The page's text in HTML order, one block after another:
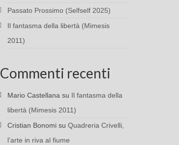
Passato Prossimo (Selfself 2025)
Il fantasma della libertà (Mimesis
2011)
Commenti recenti
Mario Castellana su Il fantasma della
libertà (Mimesis 2011)
Cristian Bonomisu Quadreria Crivelli,
l’arte in riva al fiume